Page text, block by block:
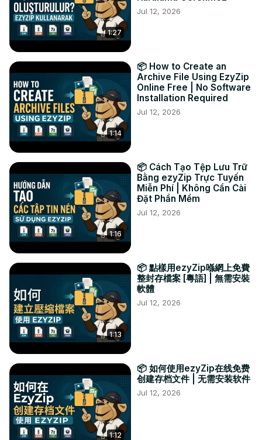
#convertir #mcpack #zip
TWITTER : https://twitter.com/ezyZip
FACEBOOK : https://www.facebook.com/ezyzip/
1:27
Jul 12, 2026
1:14
📦 How to Create an
Archive File Using EzyZip
Online Free | No Software
Installation Required
Jul 12, 2026
1:16
📦 Cách Tạo Tệp Lưu Trữ
Bằng ezyZip Trực Tuyến
Miễn Phí | Không Cần Cài
Đặt Phần Mềm
Jul 12, 2026
1:13
📦 點樣用ezyZip喺網上免費
整封存檔案 [粵語] | 無需安裝
軟體
Jul 12, 2026
1:12
📦 如何使用ezyZip在线免费
创建存档文件 | 无需安装软件
Jul 12, 2026